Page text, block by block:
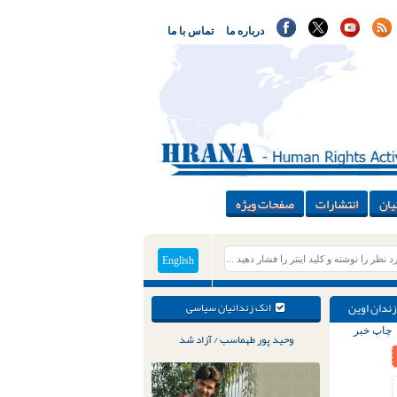
تماس با ما درباره ما
انتشارات صفحات ویژه
English
انک زندانیان سیاسی
وحید پور طهماسب / آزاد شد
اوین
چاپ خبر